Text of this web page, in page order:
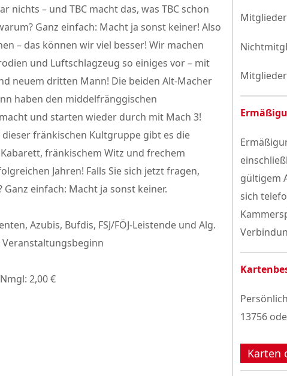
nichts – und TBC macht das, was TBC schon
Ganz einfach: Macht ja sonst keiner! Also
– das können wir viel besser! Wir machen
und Luftschlagzeug so einiges vor – mit
neuem dritten Mann! Die beiden Alt-Macher
haben den middelfränggischen
und starten wieder durch mit Mach 3!
fränkischen Kultgruppe gibt es die
fränkischem Witz und frechem
Jahren! Falls Sie sich jetzt fragen,
einfach: Macht ja sonst keiner.
Azubis, Bufdis, FSJ/FÖJ-Leistende und Alg.
2,00 €
Mitglieder
Mitglieder
gültigem
sich
13756
Karten